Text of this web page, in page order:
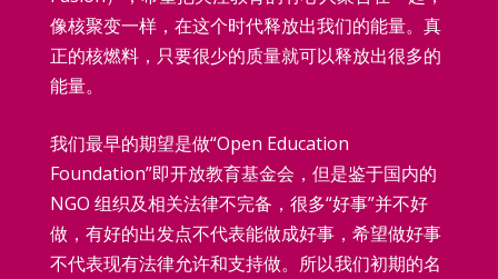
像核聚变一样，在这个时代释放出我们的能量。真
正的核燃料，只要很少的质量就可以释放出很多的
能量。
我们最早的期望是做“Open Education
Foundation”即开放教育基金会，但是鉴于国内的
NGO 组织及相关法律不完备，很多“好事”并不好
做，有好的出发点不代表能做成好事，希望做好事
不代表现有法律允许和支持做。所以我们初期的名